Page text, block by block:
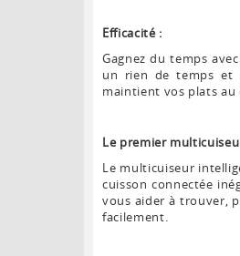
Efficacité :
Gagnez du temps
un rien de temps et
maintient vos plats
Le premier
Le multicuiseur
cuisson connectée
vous aider à trouver,
facilement.